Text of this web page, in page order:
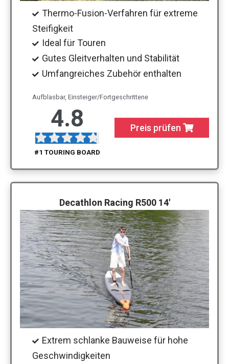
Thermo-Fusion-Verfahren für extreme
Steifigkeit
Ideal für Touren
Gutes Gleitverhalten und Stabilität
Umfangreiches Zubehör enthalten
Aufblasbar, Einsteiger/Fortgeschrittene
4.8
#1 TOURING BOARD
Preis prüfen
Decathlon Racing R500 14′
Extrem schlanke Bauweise für hohe
Geschwindigkeiten